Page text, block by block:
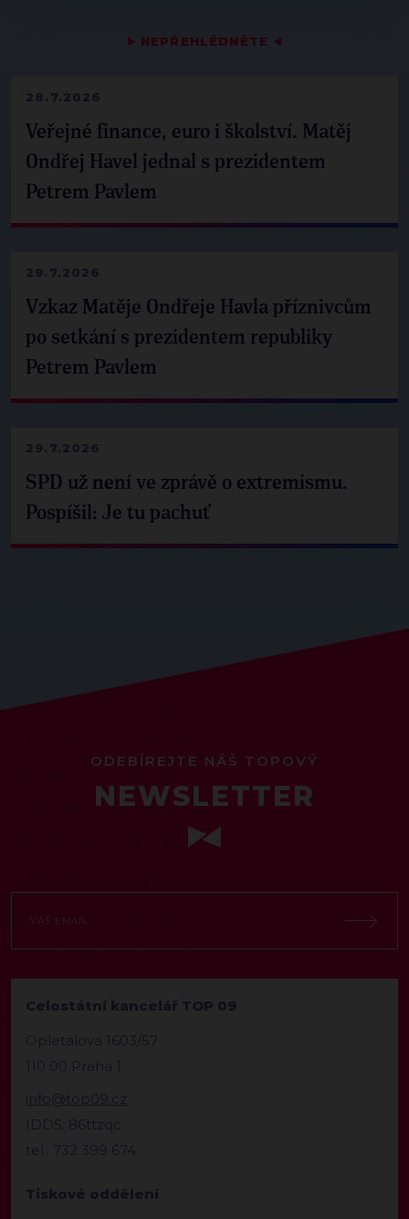
▶ NEPŘEHLÉDNĚTE ◀
28.7.2026
Veřejné finance, euro i školství. Matěj
Ondřej Havel jednal s prezidentem
Petrem Pavlem
29.7.2026
Vzkaz Matěje Ondřeje Havla příznivcům
po setkání s prezidentem republiky
Petrem Pavlem
29.7.2026
SPD už není ve zprávě o extremismu.
Pospíšil: Je tu pachuť
ODEBÍREJTE NÁŠ TOPOVÝ
NEWSLETTER
Celostátní kancelář TOP 09
Opletalova 1603/57
110 00 Praha 1
info@top09.cz
IDDS: 86ttzqc
tel.: 732 399 674
Tiskové oddělení